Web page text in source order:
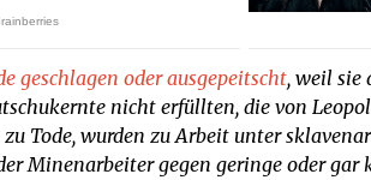
geschlagen oder ausgepeitscht, weil sie
nicht erfüllten, die von
Tode, wurden zu Arbeit unter
Minenarbeiter gegen geringe oder gar